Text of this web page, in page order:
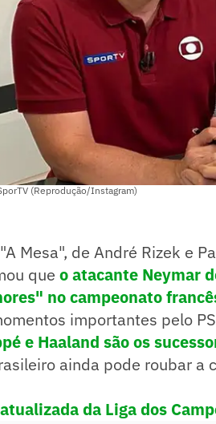
(Reprodução/Instagram)
Mesa", de André Rizek e
que o atacante Neymar
no campeonato
importantes pelo
e Haaland são os
ainda pode roubar a
da Liga dos